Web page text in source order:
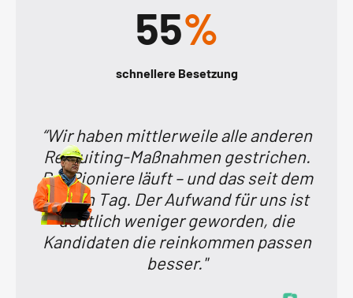
55%
schnellere Besetzung
“Wir haben mittlerweile alle anderen
Recruiting-Maßnahmen gestrichen.
BauPioniere läuft – und das seit dem
ersten Tag. Der Aufwand für uns ist
deutlich weniger geworden, die
Kandidaten die reinkommen passen
besser."